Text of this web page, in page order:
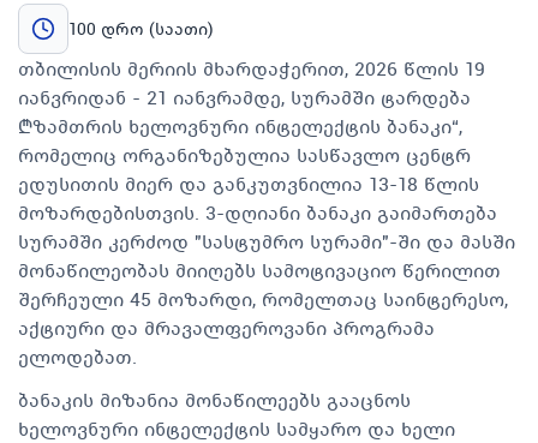
100 დრო (საათი)
თბილისის მერიის მხარდაჭერით, 2026 წლის 19
იანვრიდან - 21 იანვრამდე, სურამში ტარდება
„ზამთრის ხელოვნური ინტელექტის ბანაკი“,
რომელიც ორგანიზებულია სასწავლო ცენტრ
ედუსითის მიერ და განკუთვნილია 13-18 წლის
მოზარდებისთვის. 3-დღიანი ბანაკი გაიმართება
სურამში კერძოდ "სასტუმრო სურამი"-ში და მასში
მონაწილეობას მიიღებს სამოტივაციო წერილით
შერჩეული 45 მოზარდი, რომელთაც საინტერესო,
აქტიური და მრავალფეროვანი პროგრამა
ელოდებათ.
ბანაკის მიზანია მონაწილეებს გააცნოს
ხელოვნური ინტელექტის სამყარო და ხელი